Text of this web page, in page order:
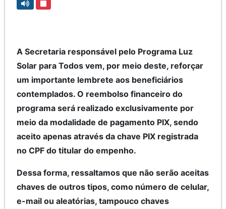
A Secretaria responsável pelo Programa Luz
Solar para Todos vem, por meio deste, reforçar
um importante lembrete aos beneficiários
contemplados. O reembolso financeiro do
programa será realizado exclusivamente por
meio da modalidade de pagamento PIX, sendo
aceito apenas através da chave PIX registrada
no CPF do titular do empenho.
Dessa forma, ressaltamos que não serão aceitas
chaves de outros tipos, como número de celular,
e-mail ou aleatórias, tampouco chaves